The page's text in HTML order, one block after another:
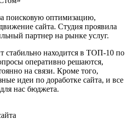
поисковую оптимизацию,
сайта. Студия проявила
партнер на рынке услуг.
стабильно находится в ТОП-10 по
оперативно решаются,
на связи. Кроме того,
идеи по доработке сайта, и все
нас бюджета.